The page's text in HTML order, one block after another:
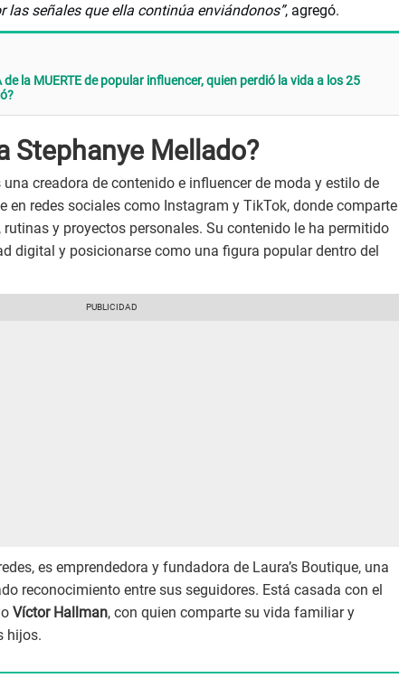
las señales que ella continúa enviándonos”, agregó.
de la MUERTE de popular influencer, quien perdió la vida a los 25
Stephanye Mellado?
una creadora de contenido e influencer de moda y estilo de
en redes sociales como Instagram y TikTok, donde comparte
y proyectos personales. Su contenido le ha permitido
digital y posicionarse como una figura popular dentro del
es emprendedora y fundadora de Laura’s Boutique, una
reconocimiento entre sus seguidores. Está casada con el
Víctor Hallman, con quien comparte su vida familiar y
hijos.